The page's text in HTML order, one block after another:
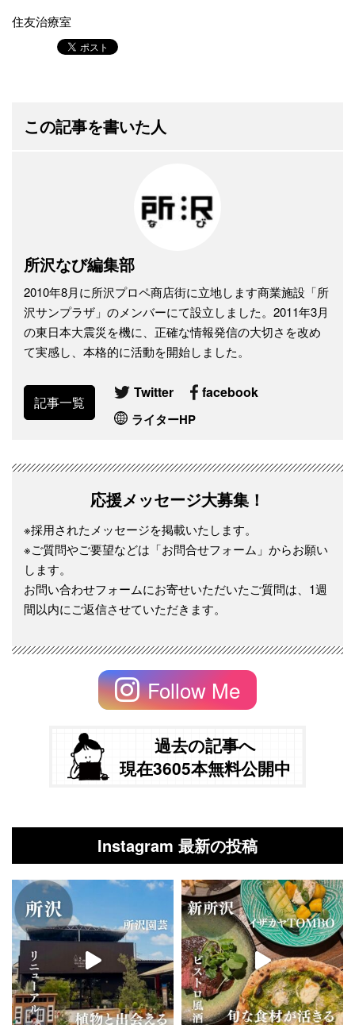
住友治療室
この記事を書いた人
所沢なび編集部
2010年8月に所沢プロペ商店街に立地します商業施設「所
沢サンプラザ」のメンバーにて設立しました。2011年3月
の東日本大震災を機に、正確な情報発信の大切さを改め
て実感し、本格的に活動を開始しました。
記事一覧
Twitter facebook
ライターHP
応援メッセージ大募集！
※採用されたメッセージを掲載いたします。
※ご質問やご要望などは「お問合せフォーム」からお願い
します。
お問い合わせフォームにお寄せいただいたご質問は、1週
間以内にご返信させていただきます。
Follow Me
過去の記事へ
現在3605本無料公開中
Instagram 最新の投稿